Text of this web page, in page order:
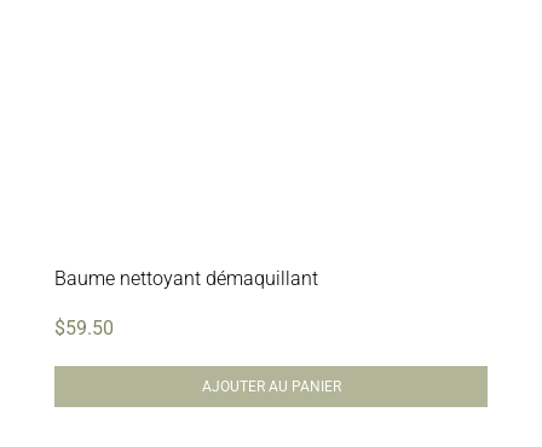
Baume nettoyant démaquillant
$59.50
AJOUTER AU PANIER